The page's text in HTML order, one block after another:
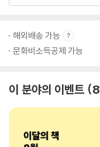
해외배송 가능
문화비소득공제 가능
이 분야의 이벤트 8